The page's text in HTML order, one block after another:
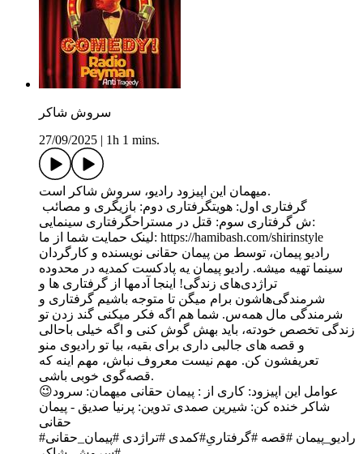
سروش شاکر
27/09/2025
1h 1 mins.
میهمان این اپیزود رادیو، سروش شاکر است.
ش گرفتاری سوم: قتل در مستراحگرفتاری سینمایی:
لینک حمایت شما از ما: https://hamibash.com/shirinstyle
راديو پیمان،‌ توسط من پیمان حقانی نویسنده و کارگردان
سینما تهیه میشه. رادیو پیمان یه پادکست کمدیه در محدوده
تراژدی‌های زندگی! اینجا آدمها از گرفتاری ها و
شرمندگی‌هاشون برام میگن تا متوجه باشیم گرفتاری و
شرمندگی مال همه‌س. شما هم اگه فکر میکنی گند زدن تو
زندگی تخصص خودته، باید بهش گوش کنی و اگه خیلی باحالی
و قصه های جالبی داری برای بقیه، بیا تو رادیوی منو
تعریفشون کن. مهم نیست معروف نباش، مهم اینه که
قصه‌گوی خوبی باشی.
عوامل این اپیزود: کاری از : پیمان حقانی میهمان: سرود😉
شاکر خنده کن: شیرین صمدی تدوین: پرنیا صدیق - پیمان
حقانی
#رادیو_پیمان #قصه #گرفتاری‌ِ#کمدی #تراژدی #پیمان_حقانی